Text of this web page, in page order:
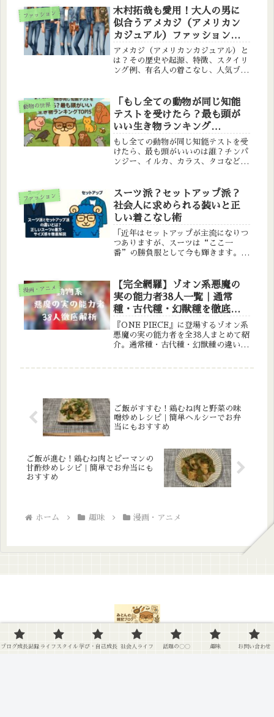
り添う1冊を見つけてみませんか？
ファッション
木村拓哉も愛用！大人の男に
似合うアメカジ（アメリカン
カジュアル）ファッション完
全ガイド
アメカジ（アメリカンカジュアル）と
は？その歴史や起源、特徴、スタイリ
ング例、有名人の着こなし、人気ブラ
動物の世界
「もし全ての動物が同じ知能
テストを受けたら？最も頭が
いい生き物ランキング
TOP15」
もし全ての動物が同じ知能テストを受
けたら、最も頭がいいのは誰？チンパ
ンジー、イルカ、カラス、タコなど、
ファッション
スーツ派？セットアップ派？
社会人に求められる装いと正
しい着こなし術
「近年はセットアップが主流になりつ
つありますが、スーツは“ここ一
番”の勝負服として今も輝きます。本
ズ感を徹底解説。社会人男性に必須の
TPO別着こなし術をご紹介しま
す。」
漫画・アニメ
【完全網羅】ゾオン系悪魔の
実の能力者38人一覧｜通常
種・古代種・幻獣種を徹底解
説【ONE PIECE】
『ONE PIECE』に登場するゾオン系
悪魔の実の能力者を全38人まとめて紹
介。通常種・古代種・幻獣種の違い
ご飯がすすむ！鶏むね肉と野菜の味
噌炒めレシピ｜簡単ヘルシーでお弁
当にもおすすめ
ご飯が進む！鶏むね肉とピーマンの
甘酢炒めレシピ｜簡単でお弁当にも
おすすめ
ホーム 趣味 漫画・アニメ
ブログ成長記録 ライフスタイル
ブログ成長記録 ライフスタイル 学び・自己成長 社会人ライフ 話題の〇〇 趣味 お問い合わせ